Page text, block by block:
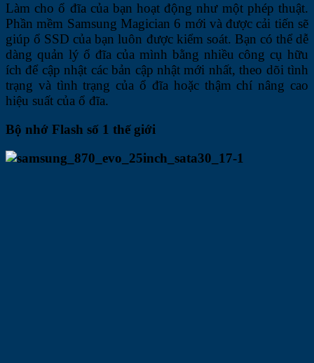
Làm cho ổ đĩa của bạn hoạt động như một phép thuật.
Phần mềm Samsung Magician 6 mới và được cải tiến sẽ
giúp ổ SSD của bạn luôn được kiểm soát. Bạn có thể dễ
dàng quản lý ổ đĩa của mình bằng nhiều công cụ hữu
ích để cập nhật các bản cập nhật mới nhất, theo dõi tình
trạng và tình trạng của ổ đĩa hoặc thậm chí nâng cao
hiệu suất của ổ đĩa.
Bộ nhớ Flash số 1 thế giới